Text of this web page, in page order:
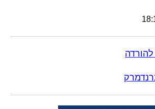
להורדה